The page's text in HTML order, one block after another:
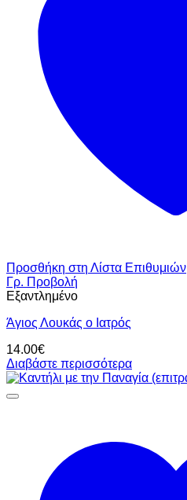
Προσθήκη στη Λίστα Επιθυμιών
Γρ. Προβολή
Εξαντλημένο
Άγιος Λουκάς ο Ιατρός
14.00€
Διαβάστε περισσότερα